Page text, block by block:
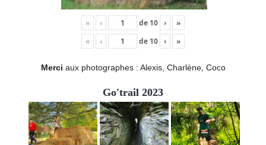
« ‹ de 10 ›
»
«
‹ de 10 › »
Merci aux photographes : Alexis, Charlène, Coco
Go'trail 2023